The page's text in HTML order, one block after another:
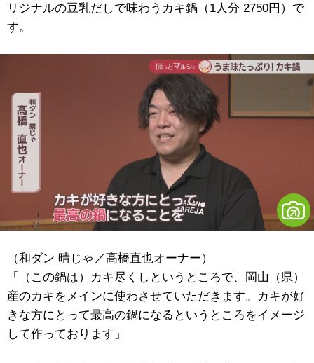
リジナルの豆乳だしで味わうカキ鍋（1人分 2750円）で
す。
（和ダン 晴じゃ／髙橋直也オーナー）
「（この鍋は）カキ尽くしというところで、岡山（県）
産のカキをメインに使わさせていただきます。カキが好
きな方にとって最高の鍋になるというところをイメージ
して作っております」